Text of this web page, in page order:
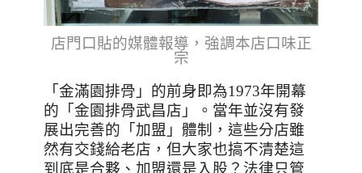
店門口貼的媒體報導，強調本店口味正
宗
「金滿園排骨」的前身即為1973年開幕
的「金園排骨武昌店」。當年並沒有發
展出完善的「加盟」體制，這些分店雖
然有交錢給老店，但大家也搞不清楚這
到底是合夥、加盟還是入股？法律只管